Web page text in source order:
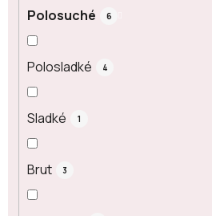
Polosuché 6
Polosladké 4
Sladké 1
Brut 3